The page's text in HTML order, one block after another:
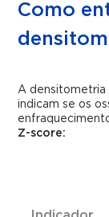
Como
A densitometria
indicam se os
Z-score: